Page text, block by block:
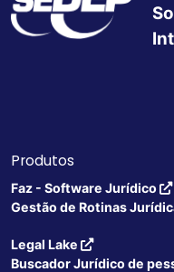
Produtos
Faz - Software Jurídico
Gestão de Rotinas
Legal Lake
Buscador Jurídico de